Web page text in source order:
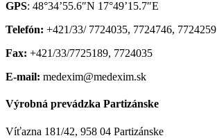
GPS: 48°34’55.6″N 17°49’15.7″E
Telefón: +421/33/ 7724035, 7724746, 7724259
Fax: +421/33/7725189, 7724035
E-mail: medexim@medexim.sk
Výrobná prevádzka Partizánske
Víťazna 181/42, 958 04 Partizánske